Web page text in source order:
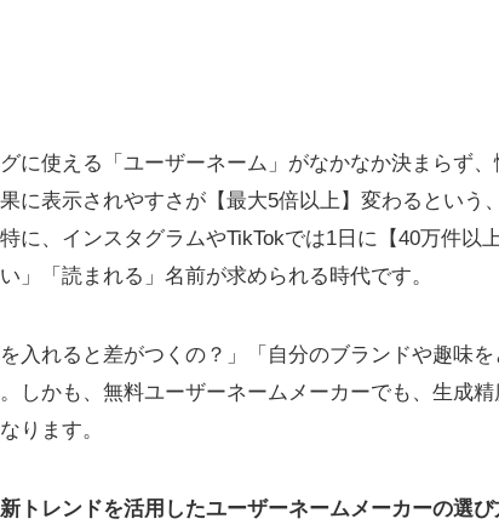
に使える「ユーザーネーム」がなかなか決まらず
に表示されやすさが【最大5倍以上】変わるという
に、インスタグラムやTikTokでは1日に【40万件以
」「読まれる」名前が求められる時代です。
を入れると差がつくの？」「自分のブランドや趣味
しかも、無料ユーザーネームメーカーでも、生成
ります。
トレンドを活用したユーザーネームメーカーの選